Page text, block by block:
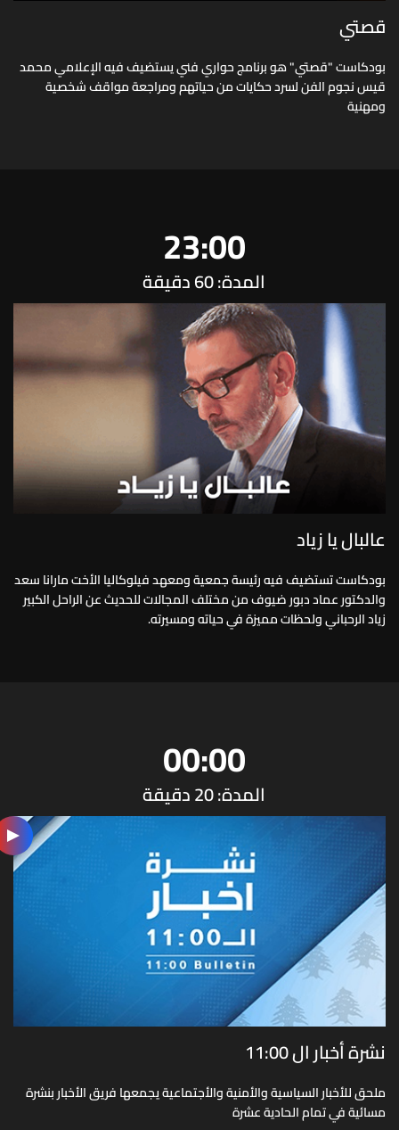
قصتي
بودكاست "قصتي" هو برنامج حواري فني يستضيف فيه الإعلامي محمد
قيس نجوم الفن لسرد حكايات من حياتهم ومراجعة مواقف شخصية
ومهنية
23:00
المدة: 60 دقيقة
عالبال يا زياد
بودكاست تستضيف فيه رئيسة جمعية ومعهد فيلوكاليا الأخت مارانا سعد
والدكتور عماد دبور ضيوف من مختلف المجالات للحديث عن الراحل الكبير
زياد الرحباني ولحظات مميزة في حياته ومسيرته.
00:00
المدة: 20 دقيقة
نشرة أخبار ال 11:00
ملحق للأخبار السياسية والأمنية والأجتماعية يجمعها فريق الأخبار بنشرة
مسائية في تمام الحادية عشرة